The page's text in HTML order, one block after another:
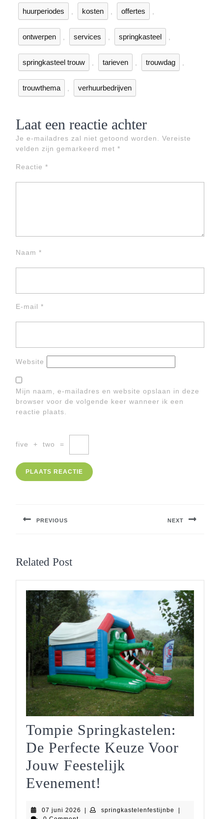
huurperiodes kosten offertes
ontwerpen services springkasteel
springkasteel trouw tarieven trouwdag
trouwthema verhuurbedrijven
Laat een reactie achter
Je e-mailadres zal niet getoond worden.
Vereiste
velden zijn gemarkeerd met *
Reactie *
Naam *
E-mail *
Website
Mijn naam, e-mailadres en website opslaan in deze
browser voor de volgende keer wanneer ik een
reactie plaats.
five + two =
PREVIOUS NEXT
Related Post
Tompie Springkastelen:
De Perfecte Keuze Voor
Jouw Feestelijk
Evenement!
07 juni 2026 07
springkastelenfestijnbe